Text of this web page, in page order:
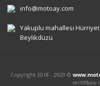
info@motoay.com
Yakuplu mahallesi
Beylikdüzü
Copyright 2018 - 2020 ©
sertifikası